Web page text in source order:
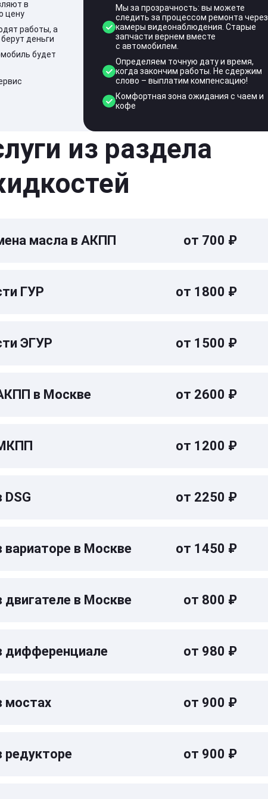
в
цену
работы, а
деньги
будет
Мы за прозрачность: вы можете
следить за процессом ремонта через
камеры видеонаблюдения. Старые
запчасти вернем вместе
с автомобилем.
Определяем точную дату и время,
когда закончим работы. Не сдержим
слово – выплатим компенсацию!
Комфортная зона ожидания с чаем и
кофе
из раздела
масла в АКПП от 700 ₽
ГУР от 1800 ₽
ЭГУР от 1500 ₽
в Москве от 2600 ₽
от 1200 ₽
от 2250 ₽
вариаторе в Москве от 1450 ₽
двигателе в Москве от 800 ₽
дифференциале от 980 ₽
мостах от 900 ₽
редукторе от 900 ₽